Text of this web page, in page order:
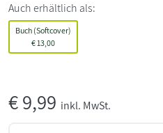
Auch erhältlich als:
Buch (Softcover)
€13,00
€9,99 inkl. MwSt.